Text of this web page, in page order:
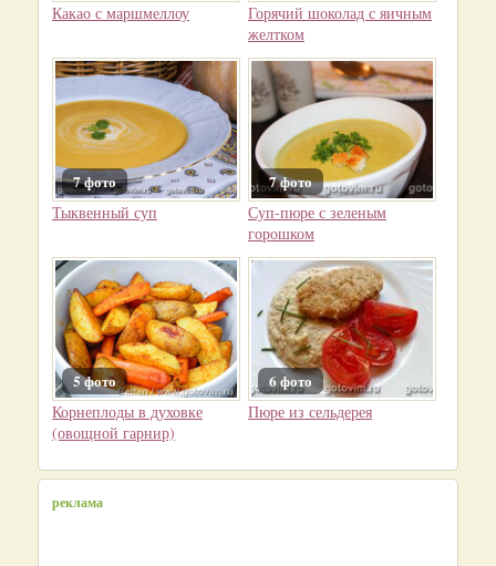
Какао с маршмеллоу
Горячий шоколад с яичным
желтком
7 фото
Тыквенный суп
7 фото
Суп-пюре с зеленым
горошком
5 фото
Корнеплоды в духовке
(овощной гарнир)
6 фото
Пюре из сельдерея
реклама